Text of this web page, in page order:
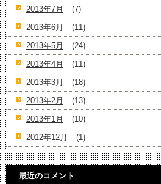
2013年7月
(7)
2013年6月
(11)
2013年5月
(24)
2013年4月
(11)
2013年3月
(18)
2013年2月
(13)
2013年1月
(10)
2012年12月
(1)
最近のコメント